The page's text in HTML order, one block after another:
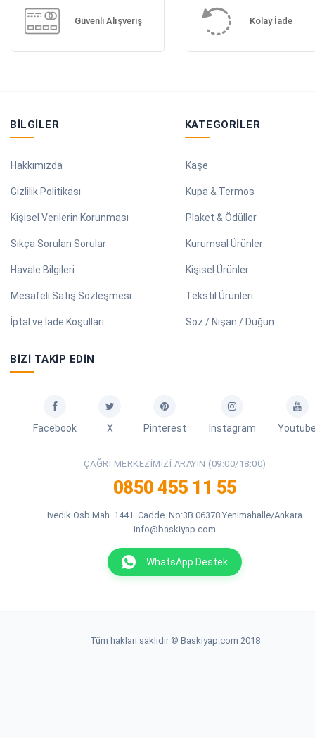
Güvenli Alışveriş Kolay İade
BILGILER
Hakkımızda
Gizlilik Politikası
Kişisel Verilerin Korunması
Sıkça Sorulan Sorular
Havale Bilgileri
Mesafeli Satış Sözleşmesi
İptal ve İade Koşulları
KATEGORILER
Kaşe
Kupa & Termos
Plaket & Ödüller
Kurumsal Ürünler
Kişisel Ürünler
Tekstil Ürünleri
Söz / Nişan / Düğün
BIZI TAKIP EDIN
Facebook X Pinterest Instagram
ÇAĞRI MERKEZIMIZI ARAYIN (09:00/18:00)
0850 455 11 55
İvedik Osb Mah. 1441. Cadde. No:3B 06378 Yenimahalle/Ankara
info@baskiyap.com
WhatsApp Destek
Tüm hakları saklıdır © Baskiyap.com 2018